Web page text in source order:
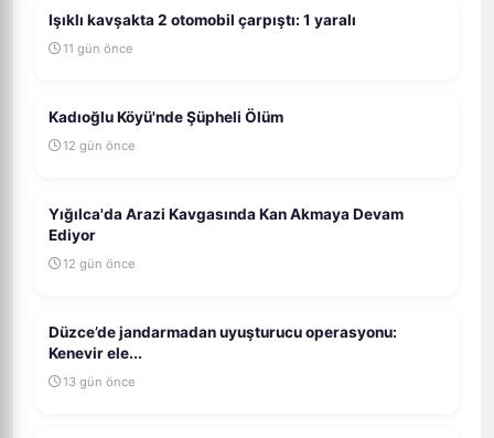
Işıklı kavşakta 2 otomobil çarpıştı: 1 yaralı
11 gün önce
Kadıoğlu Köyü'nde Şüpheli Ölüm
12 gün önce
Yığılca'da Arazi Kavgasında Kan Akmaya Devam
Ediyor
12 gün önce
Düzce’de jandarmadan uyuşturucu operasyonu:
Kenevir ele...
13 gün önce